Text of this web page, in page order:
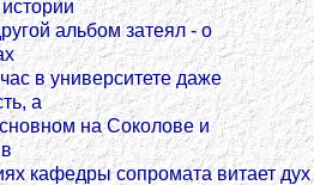
альбом затеял - о
в университете даже
а
на Соколове и
кафедры сопромата витает дух